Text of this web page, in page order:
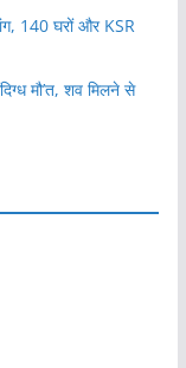
140 घरों और KSR
मौ’त, शव मिलने से